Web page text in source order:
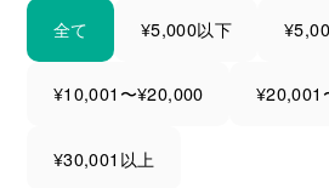
全て ¥5,000以下
¥10,001〜¥20,000 ¥20,001
¥30,001以上